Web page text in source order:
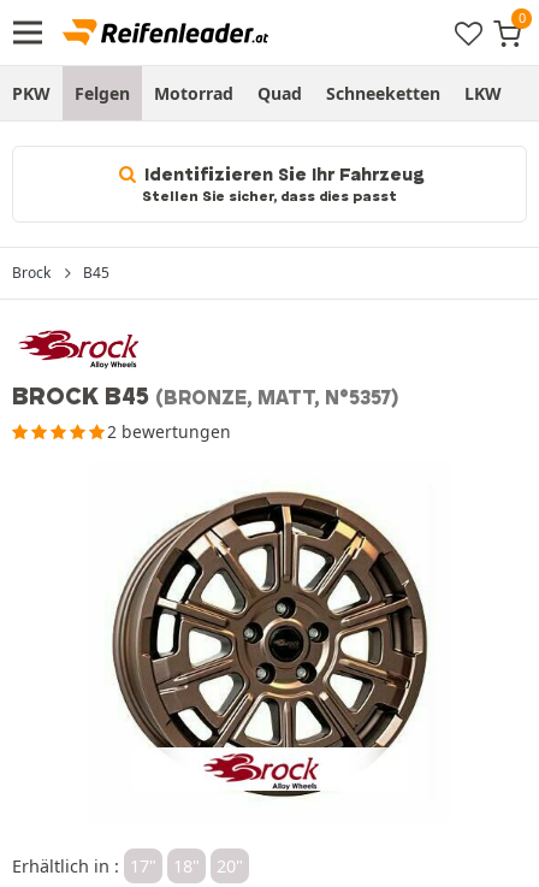
PKW Felgen Motorrad Quad Schneeketten LKW
Identifizieren Sie Ihr Fahrzeug
Stellen Sie sicher, dass dies passt
Brock B45
BROCK B45 (BRONZE, MATT, N°5357)
2 bewertungen
Erhältlich in : 17" 18" 20"